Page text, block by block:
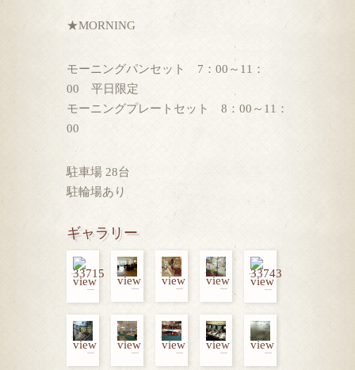
★MORNING
モーニングパンセット 7：00～11：
00 平日限定
モーニングプレートセット 8：00～11：
00
駐車場 28台
駐輪場あり
ギャラリー
view view view view view
view view view view view